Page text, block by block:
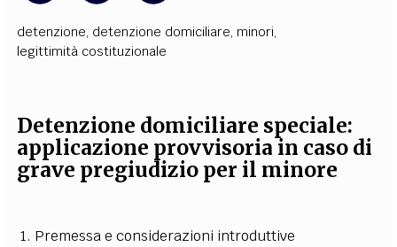
detenzione, detenzione domiciliare, minori,
legittimità costituzionale
Detenzione domiciliare speciale:
applicazione provvisoria in caso di
grave pregiudizio per il minore
Premessa e considerazioni introduttive